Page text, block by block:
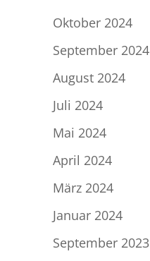
Oktober 2024
September 2024
August 2024
Juli 2024
Mai 2024
April 2024
März 2024
Januar 2024
September 2023